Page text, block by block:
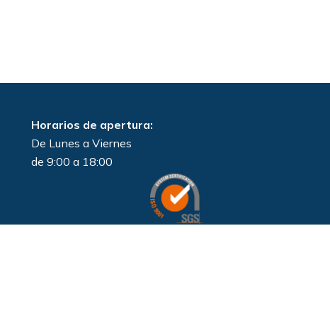
Horarios de apertura:
De Lunes a Viernes
de 9:00 a 18:00